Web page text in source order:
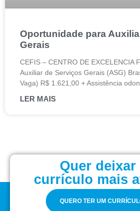
Oportunidade para
Gerais
CEFIS – CENTRO DE EXCELENCIA
Auxiliar de Serviços Gerais (ASG)
Vaga) R$ 1.621,00 + Assistência
LER MAIS
Quer deixar
currículo mais
QUERO TER UM